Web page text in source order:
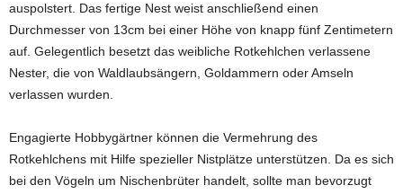
auspolstert. Das fertige Nest weist anschließend einen
Durchmesser von 13cm bei einer Höhe von knapp fünf Zentimetern
auf. Gelegentlich besetzt das weibliche Rotkehlchen verlassene
Nester, die von Waldlaubsängern, Goldammern oder Amseln
verlassen wurden.
Engagierte Hobbygärtner können die Vermehrung des
Rotkehlchens mit Hilfe spezieller Nistplätze unterstützen. Da es sich
bei den Vögeln um Nischenbrüter handelt, sollte man bevorzugt